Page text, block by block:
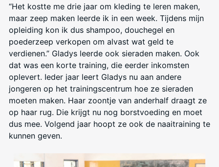
“Het kostte me drie jaar om kleding te leren maken,
maar zeep maken leerde ik in een week. Tijdens mijn
opleiding kon ik dus shampoo, douchegel en
poederzeep verkopen om alvast wat geld te
verdienen.” Gladys leerde ook sieraden maken. Ook
dat was een korte training, die eerder inkomsten
oplevert. Ieder jaar leert Gladys nu aan andere
jongeren op het trainingscentrum hoe ze sieraden
moeten maken. Haar zoontje van anderhalf draagt ze
op haar rug. Die krijgt nu nog borstvoeding en moet
dus mee. Volgend jaar hoopt ze ook de naaitraining te
kunnen geven.